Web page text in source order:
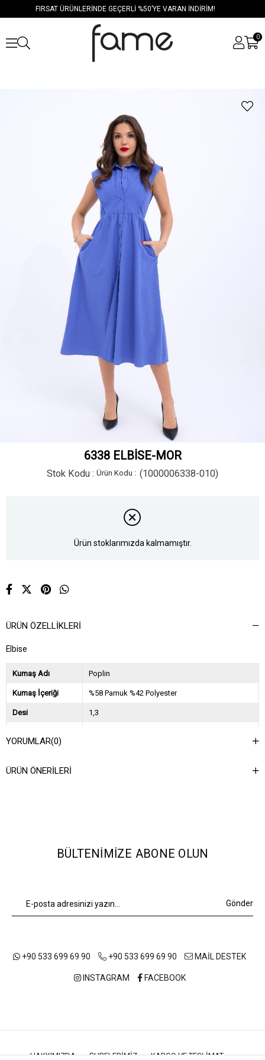
FIRSAT ÜRÜNLERİNDE GEÇERLİ %50’YE VARAN İNDİRİM!
0
6338 ELBİSE-MOR
Stok Kodu (1000006338-010)
Ürün stoklarımızda kalmamıştır.
ÜRÜN ÖZELLIKLERI
Elbise
Kumaş Adı Poplin
Kumaş İçeriği %58 Pamuk %42 Polyester
Desi 1,3
YORUMLAR(0)
ÜRÜN ÖNERILERI
BÜLTENIMIZE ABONE OLUN
Gönder
+90 533 699 69 90 +90 533 699 69 90 MAİL DESTEK
INSTAGRAM FACEBOOK
HAKKIMIZDA ŞUBELERIMIZ KARGO VE TESLIMAT